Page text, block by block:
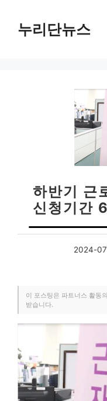
누리단뉴스
하반기 근
신청기간
2024-
이 포스팅은 파트너스 활동
받습니다.